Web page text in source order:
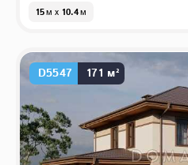
15м x 10.4м
D5547 171 м²